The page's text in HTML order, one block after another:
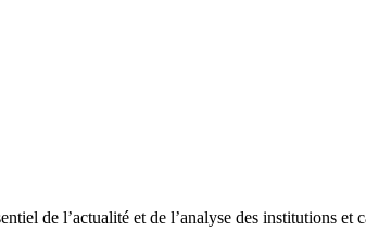
de l’actualité et de l’analyse des institutions